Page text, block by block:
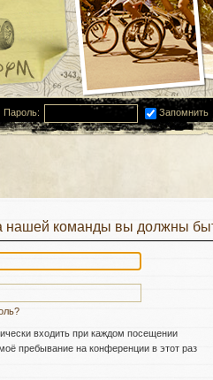
Пароль: Запомнить
нашей команды вы должны
входить при каждом посещении
пребывание на конференции в этот раз